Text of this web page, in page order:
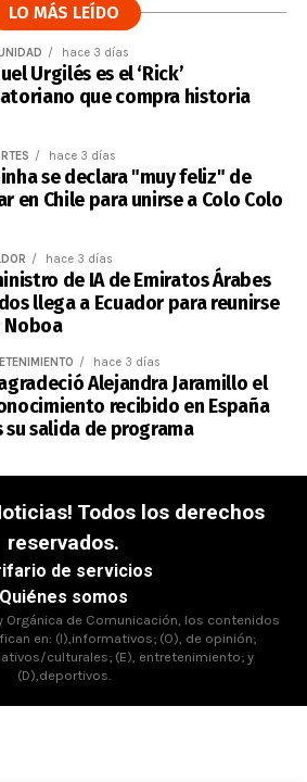
LO MÁS LEÍDO
hace 3 días
Urgilés es el ‘Rick’
que compra historia
hace 3 días
se declara "muy feliz" de
en Chile para unirse a Colo Colo
hace 3 días
de IA de Emiratos Árabes
llega a Ecuador para reunirse
Noboa
hace 3 días
Alejandra Jaramillo el
recibido en España
su salida de programa
Todos los derechos
reservados.
de servicios
Quiénes somos
Orgánica de Comunicación, los contenidos
en: (I),informativos; (O), de opinión;
culturales; (E), entretenimiento; y
(D),deportivos.